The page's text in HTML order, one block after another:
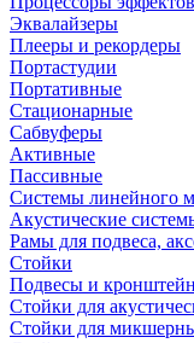
Эквалайзеры
Плееры и рекордеры
Портастудии
Портативные
Стационарные
Сабвуферы
Активные
Пассивные
Системы линейного
Акустические
Рамы для подвеса,
Стойки
Подвесы и
Стойки для
Стойки для